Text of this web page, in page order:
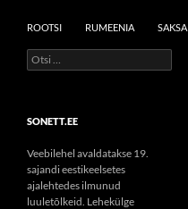
ROOTSI RUMEENIA SAKSA
Otsi:
SONETT.EE
Veebilehel avaldatakse 19.
sajandi eestikeelsetes
ajalehtedes ilmunud
luuletõlkeid. Lehekülge